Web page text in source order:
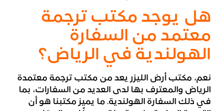
هل يوجد مكتب ترجمة
معتمد من السفارة
الهولندية في الرياض؟
نعم، مكتب أرض الليزر يعد من مكتب ترجمة معتمدة
الرياض والمعترف بها لدى العديد من السفارات، بما
في ذلك السفارة الهولندية. ما يميز مكتبنا هو أن